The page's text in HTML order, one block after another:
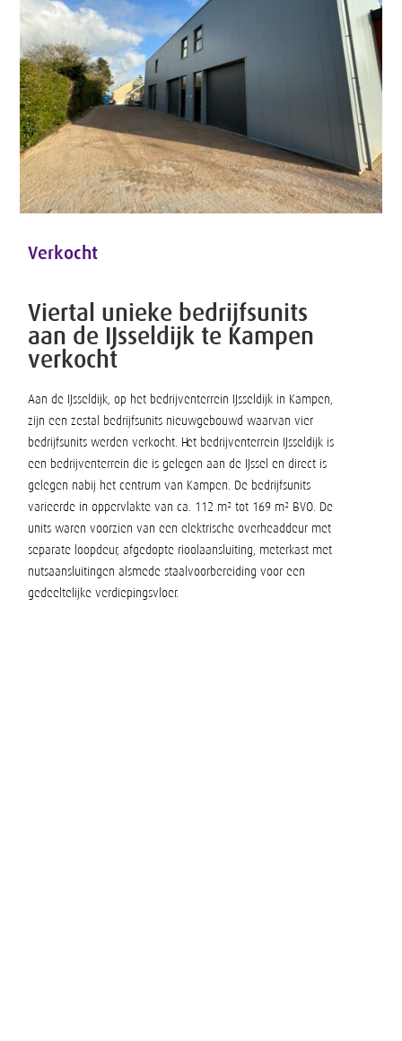
Verkocht
Viertal unieke bedrijfsunits
aan de IJsseldijk te Kampen
verkocht
Aan de IJsseldijk, op het bedrijventerrein IJsseldijk in Kampen,
zijn een zestal bedrijfsunits nieuwgebouwd waarvan vier
bedrijfsunits werden verkocht. Het bedrijventerrein IJsseldijk is
een bedrijventerrein die is gelegen aan de IJssel en direct is
gelegen nabij het centrum van Kampen. De bedrijfsunits
varieerde in oppervlakte van ca. 112 m² tot 169 m² BVO. De
units waren voorzien van een elektrische overheaddeur met
separate loopdeur, afgedopte rioolaansluiting, meterkast met
nutsaansluitingen alsmede staalvoorbereiding voor een
gedeeltelijke verdiepingsvloer.